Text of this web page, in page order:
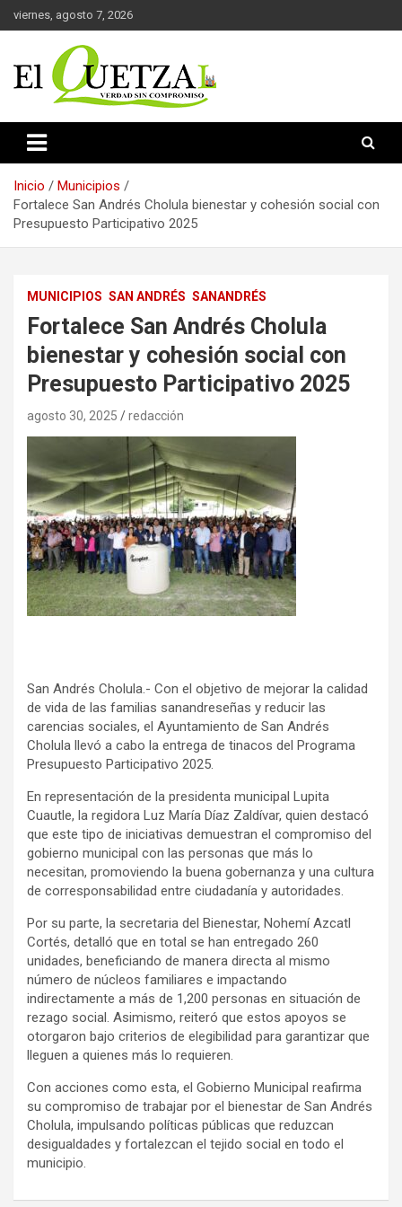
Saltar
al
viernes, agosto 7, 2026
El Quetzal de Cholula
Inicio
Municipios
Fortalece San Andrés Cholula bienestar y cohesión social con
Presupuesto Participativo 2025
MUNICIPIOS SAN ANDRÉS SANANDRÉS
Fortalece San Andrés Cholula
bienestar y cohesión social con
Presupuesto Participativo 2025
agosto 30, 2025 redacción
San Andrés Cholula.- Con el objetivo de mejorar la calidad
de vida de las familias sanandreseñas y reducir las
carencias sociales, el Ayuntamiento de San Andrés
Cholula llevó a cabo la entrega de tinacos del Programa
Presupuesto Participativo 2025.
En representación de la presidenta municipal Lupita
Cuautle, la regidora Luz María Díaz Zaldívar, quien destacó
que este tipo de iniciativas demuestran el compromiso del
gobierno municipal con las personas que más lo
necesitan, promoviendo la buena gobernanza y una cultura
de corresponsabilidad entre ciudadanía y autoridades.
Por su parte, la secretaria del Bienestar, Nohemí Azcatl
Cortés, detalló que en total se han entregado 260
unidades, beneficiando de manera directa al mismo
número de núcleos familiares e impactando
indirectamente a más de 1,200 personas en situación de
rezago social. Asimismo, reiteró que estos apoyos se
otorgaron bajo criterios de elegibilidad para garantizar que
lleguen a quienes más lo requieren.
Con acciones como esta, el Gobierno Municipal reafirma
su compromiso de trabajar por el bienestar de San Andrés
Cholula, impulsando políticas públicas que reduzcan
desigualdades y fortalezcan el tejido social en todo el
municipio.